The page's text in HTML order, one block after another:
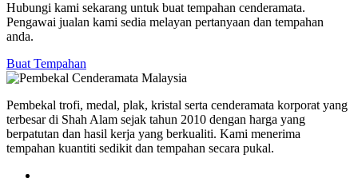
Hubungi kami sekarang untuk buat tempahan cenderamata.
Pengawai jualan kami sedia melayan pertanyaan dan tempahan
anda.
Buat Tempahan
Pembekal trofi, medal, plak, kristal serta cenderamata korporat yang
terbesar di Shah Alam sejak tahun 2010 dengan harga yang
berpatutan dan hasil kerja yang berkualiti. Kami menerima
tempahan kuantiti sedikit dan tempahan secara pukal.